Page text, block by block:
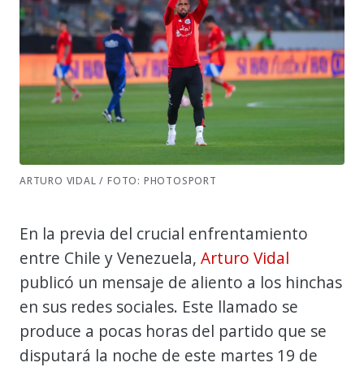
ARTURO VIDAL / FOTO: PHOTOSPORT
En la previa del crucial enfrentamiento
entre Chile y Venezuela, Arturo Vidal
publicó un mensaje de aliento a los hinchas
en sus redes sociales. Este llamado se
produce a pocas horas del partido que se
disputará la noche de este martes 19 de